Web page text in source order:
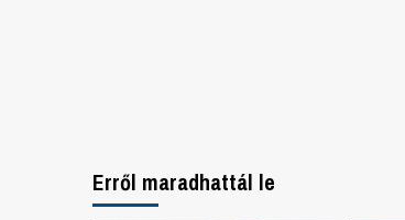
Erről maradhattál le